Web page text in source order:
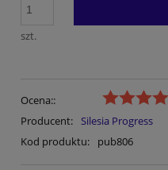
szt.
Ocena::
Producent: Silesia Progress
Kod produktu:
pub806